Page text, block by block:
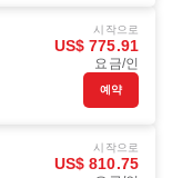
시작으로
US$ 775.91
요금/인
예약
시작으로
US$ 810.75